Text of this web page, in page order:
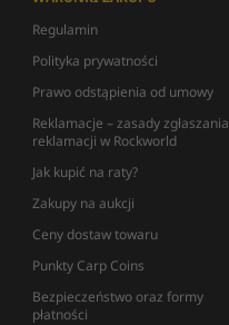
Regulamin
Polityka prywatności
Prawo odstąpienia od umowy
Reklamacje – zasady zgłaszania
reklamacji w Rockworld
Jak kupić na raty?
Zakupy na aukcji
Ceny dostaw towaru
Punkty Carp Coins
Bezpieczeństwo oraz formy
płatności